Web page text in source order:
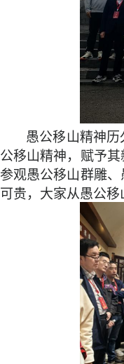
愚公移山精神
公移山精神，赋予
参观愚公移山群雕
可贵，大家从愚公